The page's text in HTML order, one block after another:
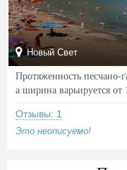
Новый Свет
Протяженность песчано-
а ширина варьируется от
Отзывы: 1
Это неописуемо!